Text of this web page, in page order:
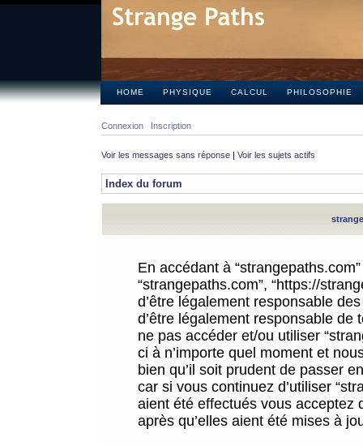
HOME PHYSIQUE CALCUL PHILOSOPHIE
Connexion Inscription
Voir les messages sans réponse | Voir les sujets actifs
Index du forum
En accédant à
“strangepaths.com”, “https://
d’être légalement responsable
d’être légalement responsable
ne pas accéder et/ou utiliser
ci à n’importe quel moment et
bien qu’il soit prudent de passer
car si vous continuez d’utiliser
aient été effectués vous acceptez
après qu’elles aient été mises à